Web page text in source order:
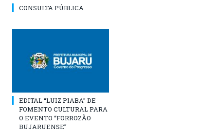
CONSULTA PÚBLICA
EDITAL “LUIZ PIABA” DE
FOMENTO CULTURAL PARA
O EVENTO “FORROZÃO
BUJARUENSE”